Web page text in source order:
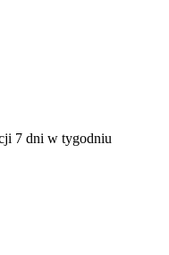
7 dni w tygodniu